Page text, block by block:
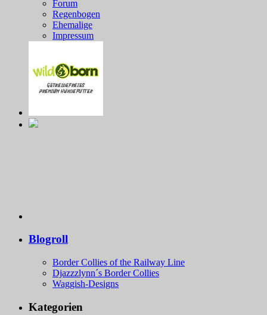
Forum
Regenbogen
Ehemalige
Impressum
Blogroll
Border Collies of the Railway Line
Djazzzlynn´s Border Collies
Waggish-Designs
Kategorien